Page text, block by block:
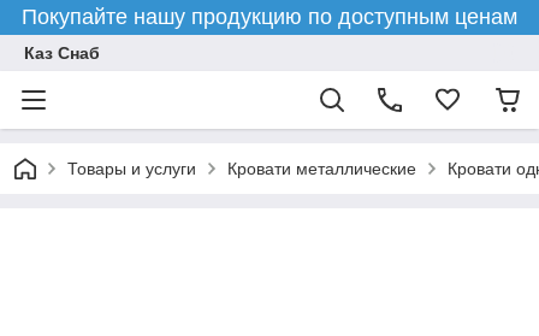
Покупайте нашу продукцию по доступным ценам
Каз Снаб
Товары и услуги Кровати металлические Кровати